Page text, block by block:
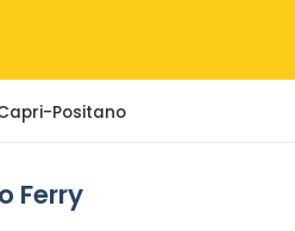
Positano
Ferry